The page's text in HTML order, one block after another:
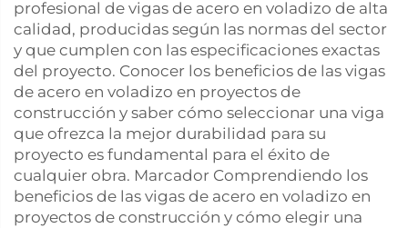
profesional de vigas de acero en voladizo de alta
calidad, producidas según las normas del sector
y que cumplen con las especificaciones exactas
del proyecto. Conocer los beneficios de las vigas
de acero en voladizo en proyectos de
construcción y saber cómo seleccionar una viga
que ofrezca la mejor durabilidad para su
proyecto es fundamental para el éxito de
cualquier obra. Marcador Comprendiendo los
beneficios de las vigas de acero en voladizo en
proyectos de construcción y cómo elegir una